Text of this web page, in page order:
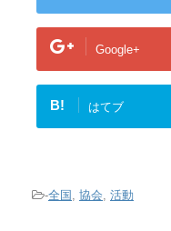
Google+
B! はてブ
-全国 , 協会, 活動